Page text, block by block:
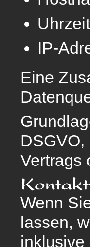
IP-
Eine
Vertrags
Wenn
lassen,
inklusive